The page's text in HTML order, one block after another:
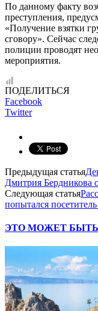
По данному факту
преступления,
«Получение взятки
сговору». Сейчас
полиции проводят
мероприятия.
ПОДЕЛИТЬСЯ
Facebook
Twitter
Предыдущая статья
Дмитрия Бердникова
Следующая статья
попытался
ЭТО МОЖЕТ